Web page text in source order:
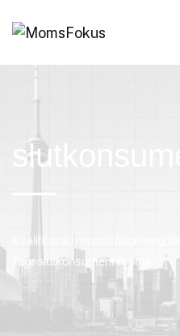
Kvalificerad momsrådgivning för
Tag: slutkonsument moms